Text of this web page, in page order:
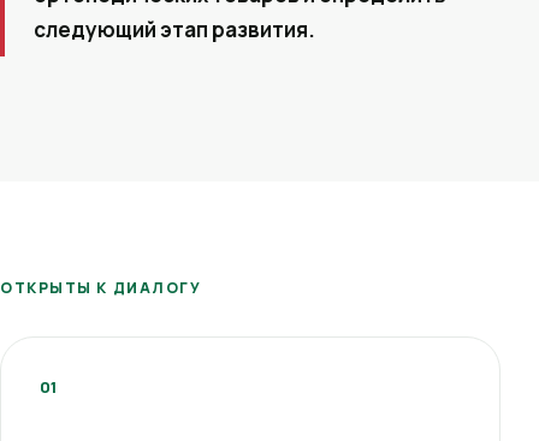
следующий этап развития.
ОТКРЫТЫ К ДИАЛОГУ
01